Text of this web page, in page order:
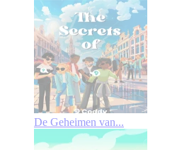
De Geheimen van...